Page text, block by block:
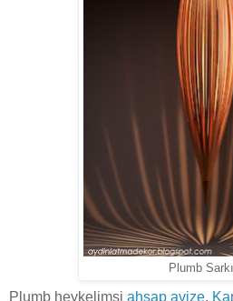
Plumb
Plumb heykelimsi ahşap avize,